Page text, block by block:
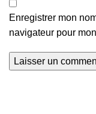
Enregistrer mon
navigateur pour